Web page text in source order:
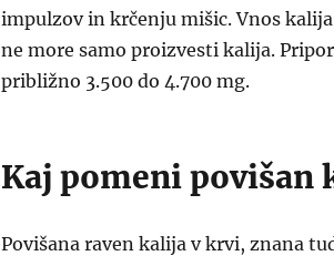
impulzov in krčenju mišic. Vnos
ne more samo proizvesti kalija.
približno 3.500 do 4.700 mg.
Kaj pomeni povišan
Povišana raven kalija v krvi, znana